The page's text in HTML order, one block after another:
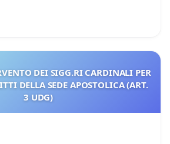
DEI SIGG.RI CARDINALI PER
DELLA SEDE APOSTOLICA (ART.
3 UDG)